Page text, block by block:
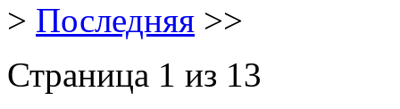
> Последняя >>
Страница 1 из 13